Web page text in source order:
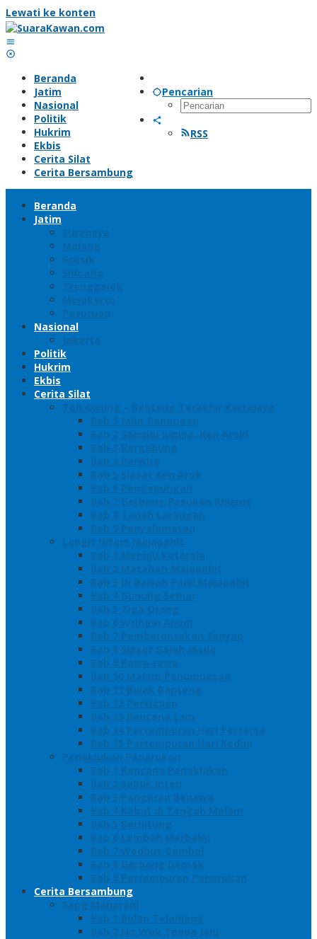
Lewati ke konten
Pencarian
RSS
Beranda
Jatim
Nasional
Politik
Hukrim
Ekbis
Cerita Silat
Cerita Bersambung
Beranda
Jatim
Surabaya
Malang
Gresik
Sidoarjo
Trenggalek
Mojokerto
Pasuruan
Nasional
Jakarta
Politik
Hukrim
Ekbis
Cerita Silat
Toh Kuning – Benteng Terakhir Kertajaya
Bab 1 Jalur Banengan
Bab 2 Sampai Jumpa, Ken Arok!
Bab 3 Bergabung
Bab 4 Perwira
Bab 5 Siasat Ken Arok
Bab 6 Pengepungan
Bab 7 Gerbang Pasukan Khusus
Bab 8 Tanah Larangan
Bab 9 Penyelamatan
Langit Hitam Majapahit
Bab 1 Menuju Kotaraja
Bab 2 Matahari Majapahit
Bab 3 Di Bawah Panji Majapahit
Bab 4 Gunung Semar
Bab 5 Tiga Orang
Bab 6 Wringin Anom
Bab 7 Pemberontakan Senyap
Bab 8 Siasat Gajah Mada
Bab 9 Rawa-rawa
Bab 10 Malam Penumpasan
Bab 11 Bulak Banteng
Bab 12 Persiapan
Bab 13 Rencana Lain
Bab 14 Pertempuran Hari Pertama
Bab 15 Pertempuran Hari Kedua
Penaklukan Panarukan
Bab 1 Rencana Penaklukan
Bab 2 Sabuk Inten
Bab 3 Pangeran Benawa
Bab 4 Kabut di Tengah Malam
Bab 5 Berhitung
Bab 6 Lembah Merbabu
Bab 7 Wedhus Gembel
Bab 8 Gerbang Demak
Bab 9 Pertempuran Panarukan
Cerita Bersambung
Sang Maharani
Bab 1 Bulan Telanjang
Bab 2 Nir Wuk Tanpa Jalu